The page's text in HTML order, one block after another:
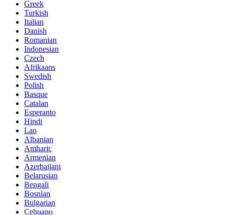
Greek
Turkish
Italian
Danish
Romanian
Indonesian
Czech
Afrikaans
Swedish
Polish
Basque
Catalan
Esperanto
Hindi
Lao
Albanian
Amharic
Armenian
Azerbaijani
Belarusian
Bengali
Bosnian
Bulgarian
Cebuano